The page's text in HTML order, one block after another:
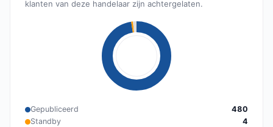
klanten van deze handelaar zijn achtergelaten.
Gepubliceerd
480
Standby
4